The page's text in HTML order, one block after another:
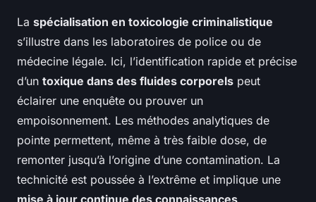
La spécialisation en toxicologie criminalistique
s’illustre dans les laboratoires de police ou de
médecine légale. Ici, l’identification rapide et précise
d’un toxique dans des fluides corporels peut
éclairer une enquête ou prouver un
empoisonnement. Les méthodes analytiques de
pointe permettent, même à très faible dose, de
remonter jusqu’à l’origine d’une contamination. La
technicité est poussée à l’extrême et implique une
mise à jour continue des connaissances